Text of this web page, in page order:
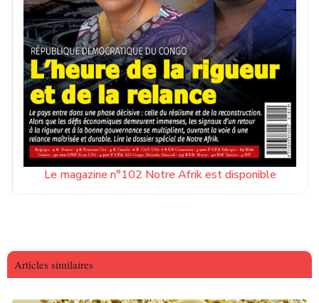
Le magazine n°102 Notre Afrik est disponible
Articles similaires